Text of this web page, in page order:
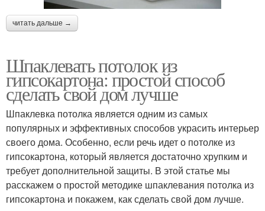
читать дальше →
Шпаклевать потолок из
гипсокартона: простой способ
сделать свой дом лучше
Шпаклевка потолка является одним из самых
популярных и эффективных способов украсить интерьер
своего дома. Особенно, если речь идет о потолке из
гипсокартона, который является достаточно хрупким и
требует дополнительной защиты. В этой статье мы
расскажем о простой методике шпаклевания потолка из
гипсокартона и покажем, как сделать свой дом лучше.